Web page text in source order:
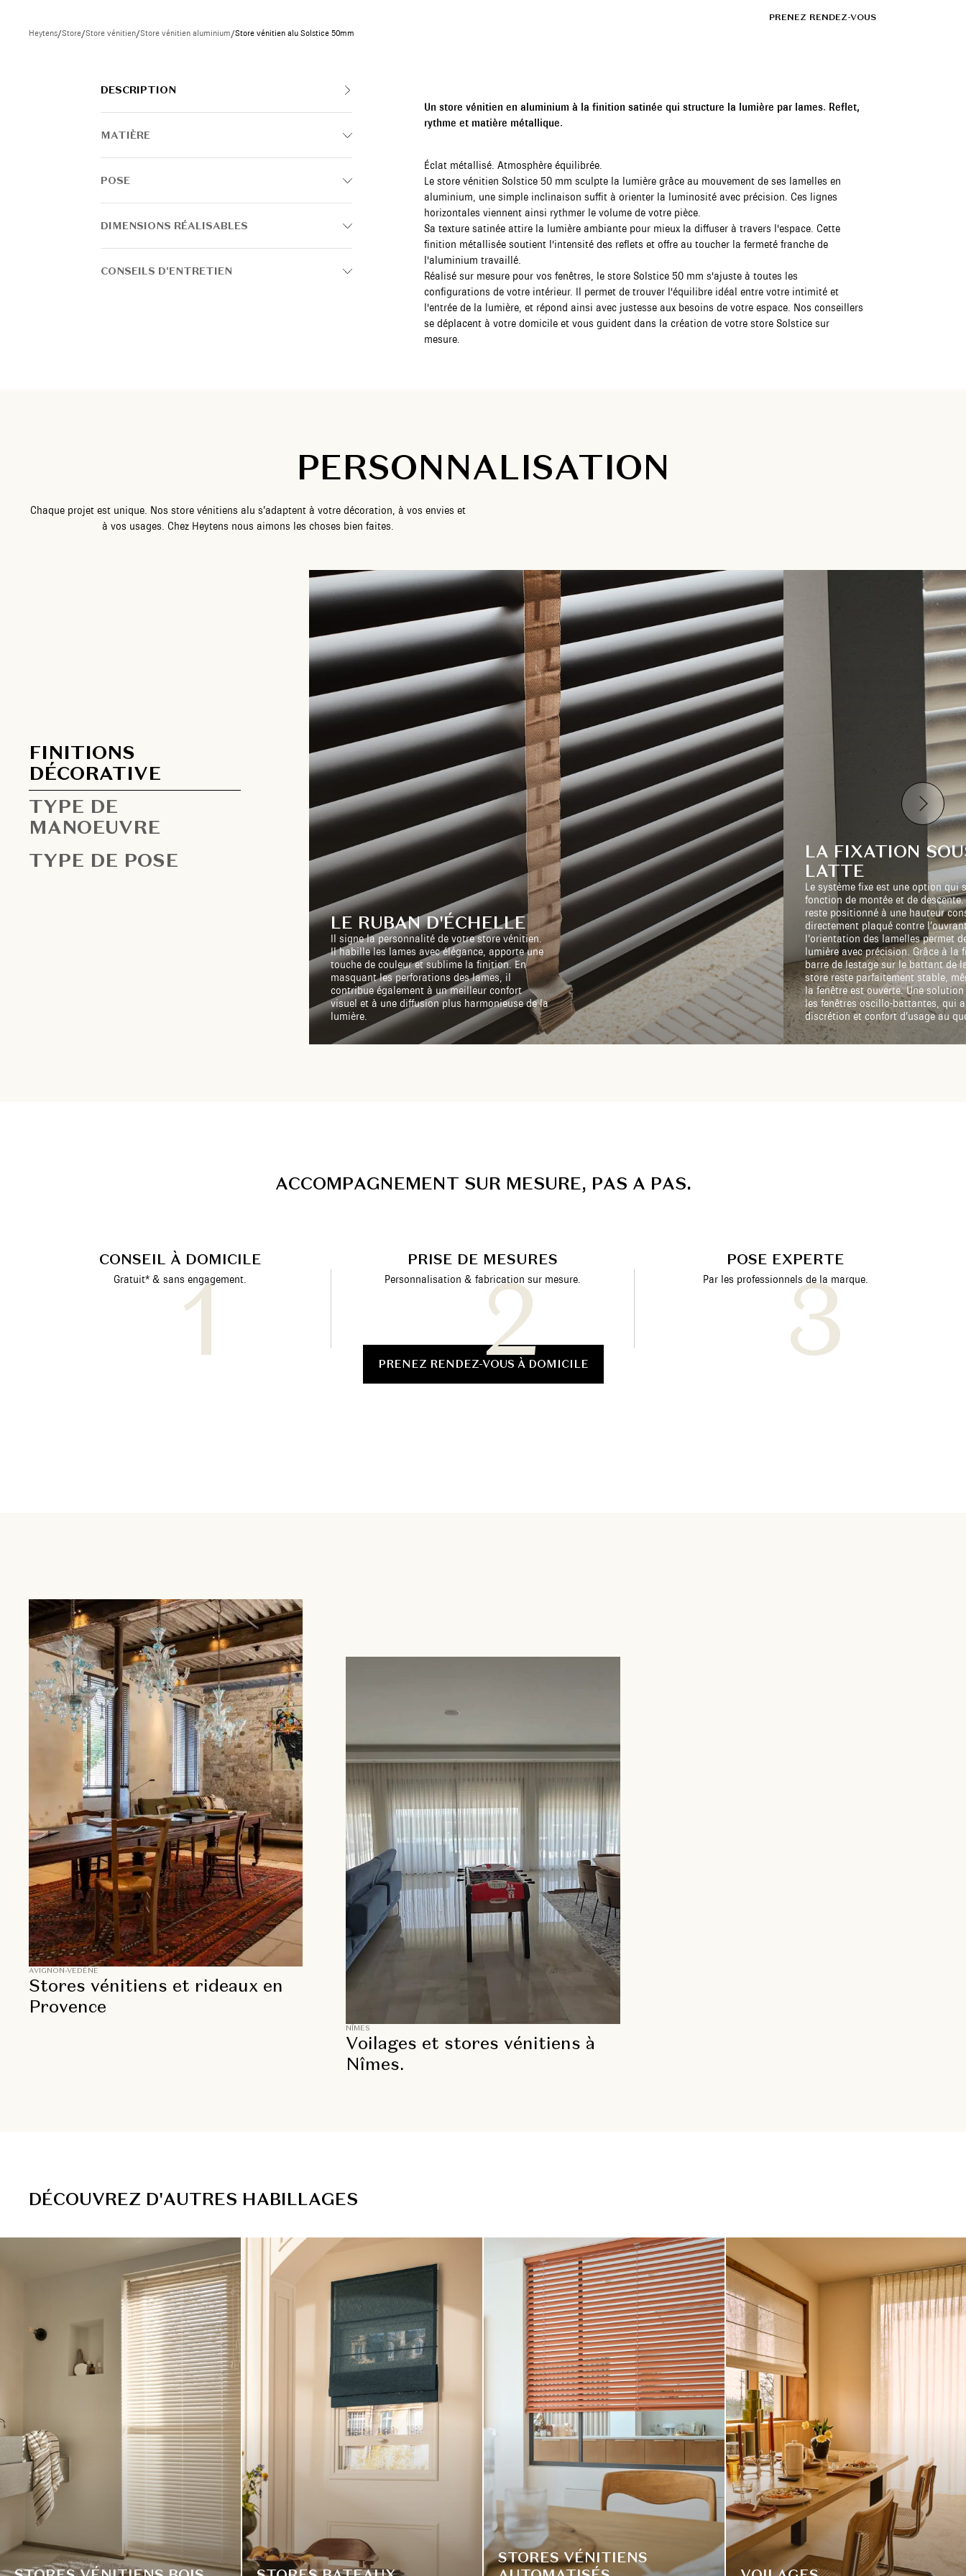
PRENEZ RENDEZ-VOUS
Heytens/Store/Store vénitien/Store vénitien aluminium/Store vénitien alu Solstice 50mm
DESCRIPTION
MATIÈRE
POSE
DIMENSIONS RÉALISABLES
CONSEILS D'ENTRETIEN
Un store vénitien en aluminium à la finition satinée qui structure la lumière par lames. Reflet,
rythme et matière métallique.
Éclat métallisé. Atmosphère équilibrée.
Le store vénitien Solstice 50 mm sculpte la lumière grâce au mouvement de ses lamelles en
aluminium, une simple inclinaison suffit à orienter la luminosité avec précision. Ces lignes
horizontales viennent ainsi rythmer le volume de votre pièce.
Sa texture satinée attire la lumière ambiante pour mieux la diffuser à travers l'espace. Cette
finition métallisée soutient l'intensité des reflets et offre au toucher la fermeté franche de
l'aluminium travaillé.
Réalisé sur mesure pour vos fenêtres, le store Solstice 50 mm s'ajuste à toutes les
configurations de votre intérieur. Il permet de trouver l'équilibre idéal entre votre intimité et
l'entrée de la lumière, et répond ainsi avec justesse aux besoins de votre espace. Nos conseillers
se déplacent à votre domicile et vous guident dans la création de votre store Solstice sur
mesure.
PERSONNALISATION
Chaque projet est unique. Nos store vénitiens alu s’adaptent à votre décoration, à vos envies et
à vos usages. Chez Heytens nous aimons les choses bien faites.
FINITIONS
DÉCORATIVE
TYPE DE
MANOEUVRE
TYPE DE POSE
LE RUBAN D'ÉCHELLE
Il signe la personnalité de votre store vénitien.
Il habille les lames avec élégance, apporte une
touche de couleur et sublime la finition. En
masquant les perforations des lames, il
contribue également à un meilleur confort
visuel et à une diffusion plus harmonieuse de la
lumière.
LA FIXATION
LATTE
Le système fixe est une option qui
fonction de montée et de
reste positionné à une hauteur
directement plaqué contre
l’orientation des lamelles permet
lumière avec précision. Grâce à la
barre de lestage sur le battant de
store reste parfaitement stable,
la fenêtre est ouverte. Une
les fenêtres oscillo-battantes, qui
discrétion et confort d’usage au
ACCOMPAGNEMENT SUR MESURE, PAS A PAS.
CONSEIL À DOMICILE
Gratuit* & sans engagement.
PRISE DE MESURES
Personnalisation & fabrication sur mesure.
POSE EXPERTE
Par les professionnels de la marque.
PRENEZ RENDEZ-VOUS À DOMICILE
AVIGNON-VEDÈNE
Stores vénitiens et rideaux en
Provence
NÎMES
Voilages et stores vénitiens à
Nîmes.
DÉCOUVREZ D'AUTRES HABILLAGES
STORES VÉNITIENS